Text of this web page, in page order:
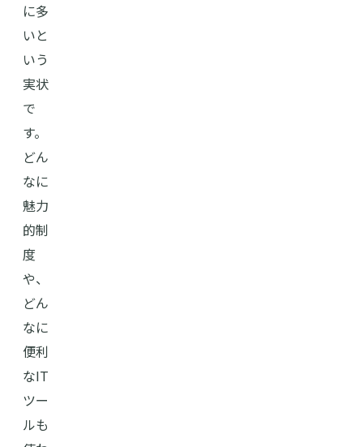
に多
いと
いう
実状
で
す。
どん
なに
魅力
的制
度
や、
どん
なに
便利
なIT
ツー
ルも